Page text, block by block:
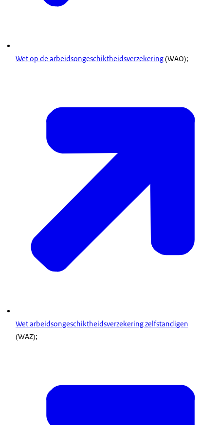
Wet op de arbeidsongeschiktheidsverzekering(WAO);
Wet arbeidsongeschiktheidsverzekering zelfstandigen
(WAZ);